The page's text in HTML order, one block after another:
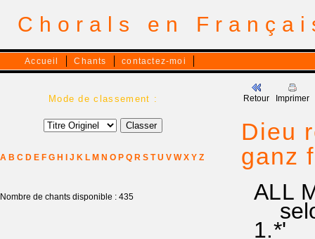
Chorals en
Accueil Chants contactez-moi
Mode de classement :
A B C D E F G H J K L M N O P Q R S T U V W X Y Z
Nombre de chants disponible : 435
Retour Imprimer
Dieu
ganz
ALL
1.*'